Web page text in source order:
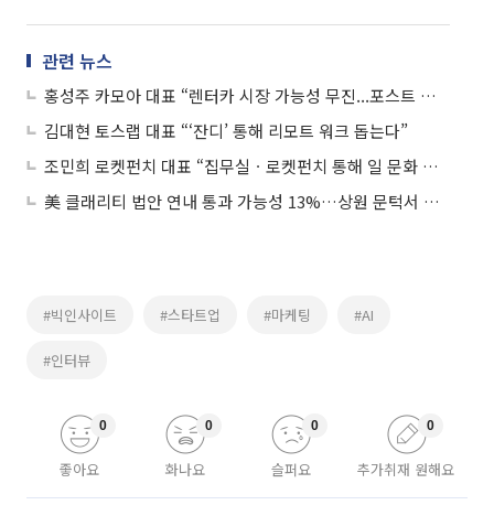
관련 뉴스
홍성주 카모아 대표 “렌터카 시장 가능성 무진...포스트 코로나 기대”
김대현 토스랩 대표 “‘잔디’ 통해 리모트 워크 돕는다”
조민희 로켓펀치 대표 “집무실ㆍ로켓펀치 통해 일 문화 바꾼다”
美 클래리티 법안 연내 통과 가능성 13%…상원 문턱서 제동
#빅인사이트 #스타트업 #마케팅 #AI
#인터뷰
좋아요
0
화나요
0
슬퍼요
0
추가취재 원해요
0